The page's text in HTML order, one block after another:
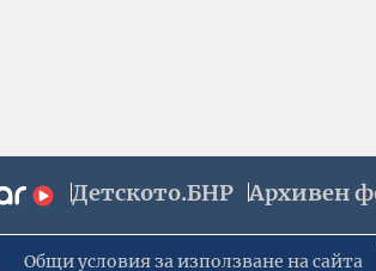
Детското.БНР Архивен
Общи условия за използване на сайта